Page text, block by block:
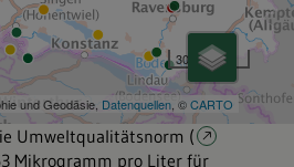
Umweltqualitätsnorm (
Mikrogramm pro Liter für